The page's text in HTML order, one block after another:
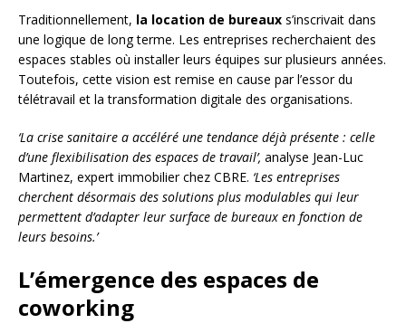
Traditionnellement, la location de bureaux s’inscrivait dans
une logique de long terme. Les entreprises recherchaient des
espaces stables où installer leurs équipes sur plusieurs années.
Toutefois, cette vision est remise en cause par l’essor du
télétravail et la transformation digitale des organisations.
‘La crise sanitaire a accéléré une tendance déjà présente : celle
d’une flexibilisation des espaces de travail’, analyse Jean-Luc
Martinez, expert immobilier chez CBRE. ‘Les entreprises
cherchent désormais des solutions plus modulables qui leur
permettent d’adapter leur surface de bureaux en fonction de
leurs besoins.’
L’émergence des espaces de
coworking